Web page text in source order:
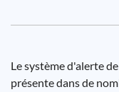
Le système d'alerte
présente dans de